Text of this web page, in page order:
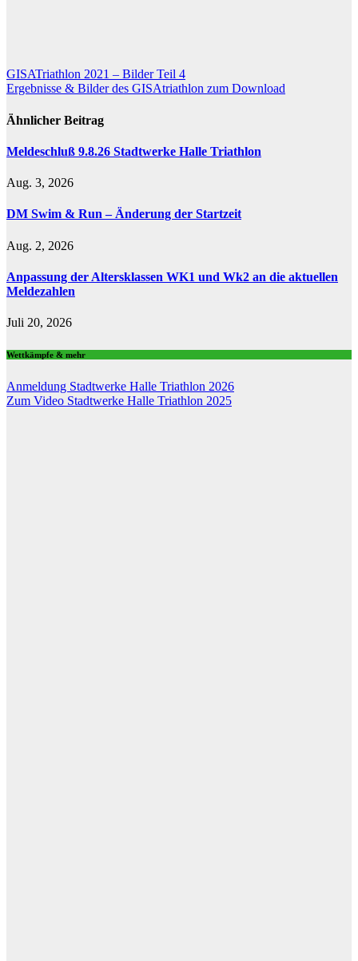
Beitragsnavigation
GISATriathlon 2021 – Bilder Teil 4
Ergebnisse & Bilder des GISAtriathlon zum Download
Ähnlicher Beitrag
Meldeschluß 9.8.26 Stadtwerke Halle Triathlon
Aug. 3, 2026
DM Swim & Run – Änderung der Startzeit
Aug. 2, 2026
Anpassung der Altersklassen WK1 und Wk2 an die aktuellen
Meldezahlen
Juli 20, 2026
Wettkämpfe & mehr
Anmeldung Stadtwerke Halle Triathlon 2026
Zum Video Stadtwerke Halle Triathlon 2025